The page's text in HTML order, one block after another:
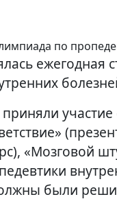
по
ежегодная
участие
«Мозговой
были